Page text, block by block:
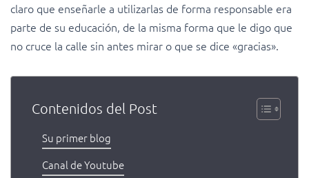
claro que enseñarle a utilizarlas de forma responsable era
parte de su educación, de la misma forma que le digo que
no cruce la calle sin antes mirar o que se dice «gracias».
Contenidos del Post
Su primer blog
Canal de Youtube